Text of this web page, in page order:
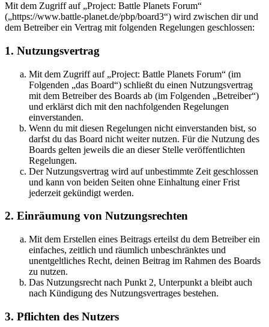
Mit dem Zugriff auf „Project: Battle Planets Forum“
(„https://www.battle-planet.de/pbp/board3“) wird zwischen dir und
dem Betreiber ein Vertrag mit folgenden Regelungen geschlossen:
1. Nutzungsvertrag
Mit dem Zugriff auf „Project: Battle Planets Forum“ (im
Folgenden „das Board“) schließt du einen Nutzungsvertrag
mit dem Betreiber des Boards ab (im Folgenden „Betreiber“)
und erklärst dich mit den nachfolgenden Regelungen
einverstanden.
Wenn du mit diesen Regelungen nicht einverstanden bist, so
darfst du das Board nicht weiter nutzen. Für die Nutzung des
Boards gelten jeweils die an dieser Stelle veröffentlichten
Regelungen.
Der Nutzungsvertrag wird auf unbestimmte Zeit geschlossen
und kann von beiden Seiten ohne Einhaltung einer Frist
jederzeit gekündigt werden.
2. Einräumung von Nutzungsrechten
Mit dem Erstellen eines Beitrags erteilst du dem Betreiber ein
einfaches, zeitlich und räumlich unbeschränktes und
unentgeltliches Recht, deinen Beitrag im Rahmen des Boards
zu nutzen.
Das Nutzungsrecht nach Punkt 2, Unterpunkt a bleibt auch
nach Kündigung des Nutzungsvertrages bestehen.
3. Pflichten des Nutzers